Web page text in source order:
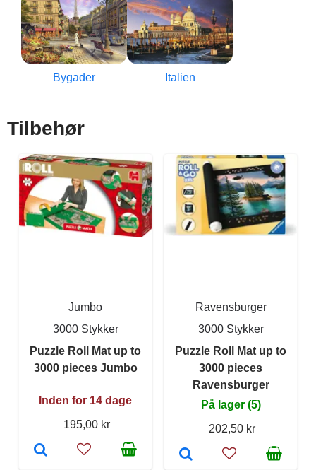
Bygader Italien
Tilbehør
Jumbo
3000 Stykker
Puzzle Roll Mat up to
3000 pieces Jumbo
Inden for 14 dage
195,00 kr
Ravensburger
3000 Stykker
Puzzle Roll Mat up to
3000 pieces
Ravensburger
På lager (5)
202,50 kr